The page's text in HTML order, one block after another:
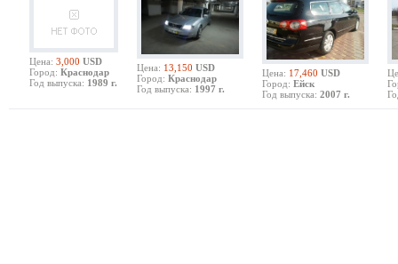
Цена: 3,000 USD
Город: Краснодар
Год выпуска: 1989 г.
Цена: 13,150 USD
Город: Краснодар
Год выпуска: 1997 г.
Цена: 17,460 USD
Город: Ейск
Год выпуска: 2007 г.